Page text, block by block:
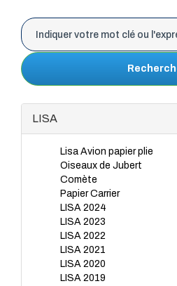
LISA
Lisa Avion papier plie
Oiseaux de Jubert
Comète
Papier Carrier
LISA 2024
LISA 2023
LISA 2022
LISA 2021
LISA 2020
LISA 2019